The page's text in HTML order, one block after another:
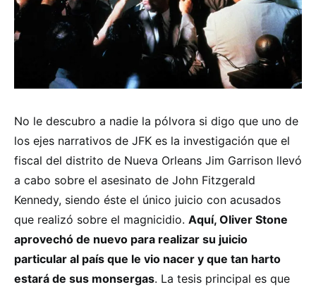
No le descubro a nadie la pólvora si digo que uno de
los ejes narrativos de JFK es la investigación que el
fiscal del distrito de Nueva Orleans Jim Garrison llevó
a cabo sobre el asesinato de John Fitzgerald
Kennedy, siendo éste el único juicio con acusados
que realizó sobre el magnicidio. Aquí, Oliver Stone
aprovechó de nuevo para realizar su juicio
particular al país que le vio nacer y que tan harto
estará de sus monsergas. La tesis principal es que